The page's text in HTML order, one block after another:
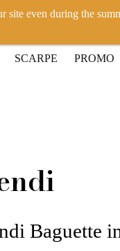
SCARPE PROMO
Baguette
even during the